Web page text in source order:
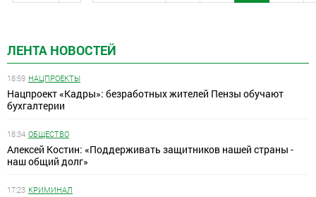
ЛЕНТА НОВОСТЕЙ
18:59 НАЦПРОЕКТЫ
Нацпроект «Кадры»: безработных жителей Пензы обучают
бухгалтерии
18:34 ОБЩЕСТВО
Алексей Костин: «Поддерживать защитников нашей страны -
наш общий долг»
17:23 КРИМИНАЛ